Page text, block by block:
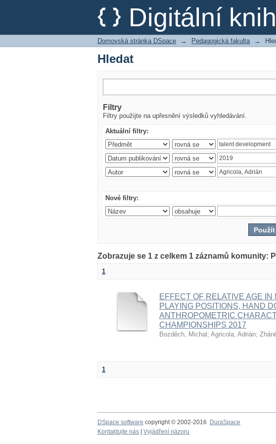
Digitální
Hledat
Domovská stránka DSpace → Pedagogická fakulta →
Hledat
Filtry
Filtry použijte na upřesnění výsledků vyhledávání.
Aktuální filtry:
Nové filtry:
Zobrazuje se 1 z celkem 1 záznamů komunity:
1
EFFECT OF RELATIVE AGE IN
PLAYING POSITIONS, HAND
ANTHROPOMETRIC
CHAMPIONSHIPS 2017
Bozděch, Michal ; Agricola, Adrián;
1
DSpace software copyright © 2002-2016 DuraSpace
Kontaktujte nás
Vyjádření názoru